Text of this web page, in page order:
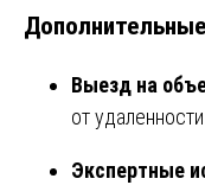
Выезд на
от
Экспертные